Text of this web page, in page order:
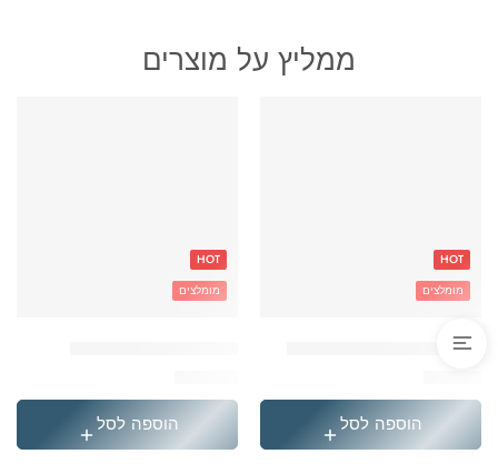
ממליץ על מוצרים
'בקבוק תרמי נירוסטה סטיץ
HOT
מומלצים
הוספה לסל
HOT
מומלצים
הוספה לסל